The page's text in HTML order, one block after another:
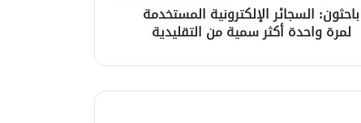
باحثون: السجائر الإلكترونية المستخدمة
لمرة واحدة أكثر سمية من التقليدية